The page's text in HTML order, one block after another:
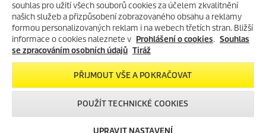
Zákaznická linka:
+420 323 555 555
E-mail:info@karcher.cz
Po-Pá: 8-17 hod.
> Více kontaktů
Ceny uváděny včetně DPH a recyklačního poplatku
souhlas pro užití všech souborů cookies za účelem zkvalitnění
našich služeb a přizpůsobení zobrazovaného obsahu a reklamy
formou personalizovaných reklam i na webech třetích stran. Bližší
informace o cookies naleznete v Prohlášení o cookies. Souhlas
se zpracováním osobních údajů Tiráž
PŘIJMOUT VŠE A POKRAČOVAT
POUŽÍT TECHNICKÉ COOKIES
UPRAVIT NASTAVENÍ